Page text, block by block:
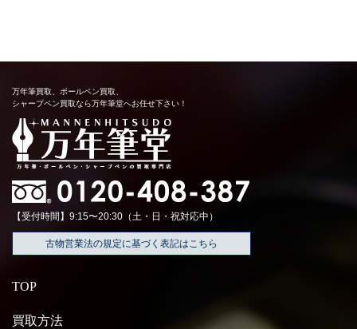
万年筆買取、ボールペン買取、
シャープペン買取なら万年筆堂へお任せ下さい！
【受付時間】9:15〜20:30（土・日・祝対応中）
古物営業法の規定に基づく表記はこちら
TOP
買取方法